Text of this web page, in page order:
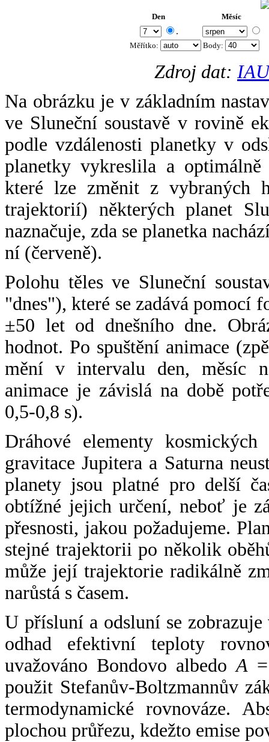
Den Měsíc
.
Měřítko: Body:
Zdroj dat:
Na obrázku je v základním
ve Sluneční soustavě v rovině
podle vzdálenosti planetky v
planetky vykreslila a
které lze změnit z vybraných
trajektorií) některých planet
naznačuje, zda se planetka
ní (červeně).
Polohu těles ve Sluneční
"dnes"), které se zadává pomocí
±50 let od dnešního dne.
hodnot. Po spuštění animace
mění v intervalu den, měsíc
animace je závislá na době
0,5-0,8 s).
Dráhové elementy
gravitace Jupitera a Saturna
planety jsou platné pro delší
obtížné jejich určení, neboť je
přesnosti, jakou požadujeme.
stejné trajektorii po několik
může její trajektorie radikálně
narůstá s časem.
U přísluní a odsluní se
odhad efektivní teploty
uvažováno Bondovo albedoA
použit Stefanův-Boltzmannův
termodynamické rovnováze.
plochou průřezu, kdežto emise